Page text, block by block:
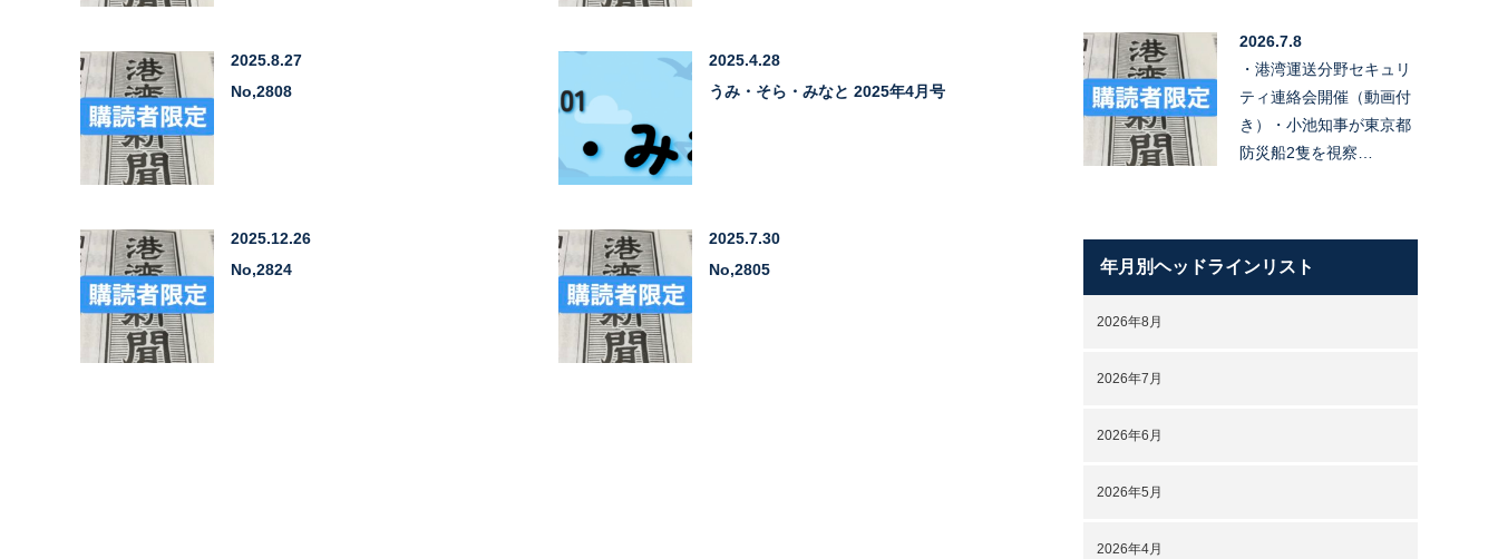
2025.8.27
No,2808
2025.4.28
うみ・そら・みなと 2025年4月号
2025.12.26
No,2824
2025.7.30
No,2805
2026.7.8
・港湾運送分野セキュリ
ティ連絡会開催（動画付
き）・小池知事が東京都
防災船2隻を視察…
年月別ヘッドラインリスト
2026年8月
2026年7月
2026年6月
2026年5月
2026年4月